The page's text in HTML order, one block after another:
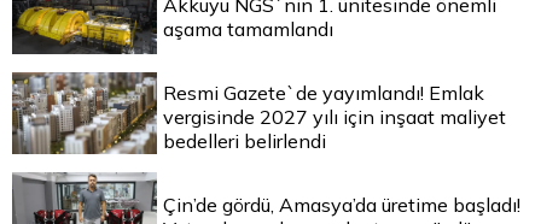
Akkuyu NGS`nin 1. ünitesinde önemli
aşama tamamlandı
Resmi Gazete`de yayımlandı! Emlak
vergisinde 2027 yılı için inşaat maliyet
bedelleri belirlendi
Çin’de gördü, Amasya’da üretime başladı!